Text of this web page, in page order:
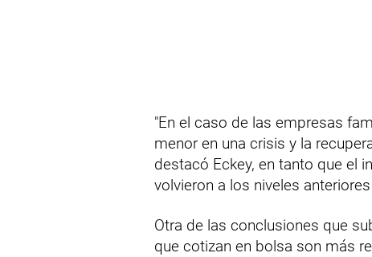
"En el caso de las empresas
menor en una crisis y la
destacó Eckey, en tanto que el
volvieron a los niveles
Otra de las conclusiones que
que cotizan en bolsa son más